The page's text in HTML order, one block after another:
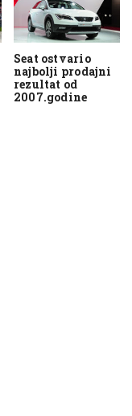
Seat ostvario
najbolji prodajni
rezultat od
2007.godine